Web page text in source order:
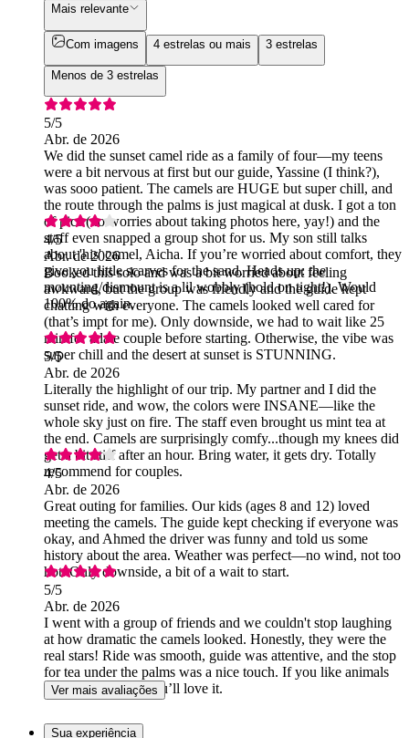
Mais relevante
Com imagens 4 estrelas ou mais 3 estrelas
Menos de 3 estrelas
5/5
Abr. de 2026
We did the sunset camel ride as a family of four—my teens
were a bit nervous at first but our guide, Yassine (I think?),
was sooo patient. The camels are HUGE but super chill, and
the route through the palms is just magical at dusk. I got a ton
of pics (no worries about taking photos here, yay!) and the
staff even snapped a group shot for us. My son still talks
about 'his' camel, Aicha. If you’re worried about comfort, they
give you little scarves for the sand. Heads up: the
mounting/dismount is a lil wobbly (hold on tight!). Would
100% do again.
4/5
Abr. de 2026
Booked this solo and was a bit worried about feeling
awkward, but the group was friendly and the guide kept
chatting with everyone. The camels looked well cared for
(that’s impt for me). Only downside, we had to wait like 25
min for a late couple before starting. Otherwise, the vibe was
super chill and the desert at sunset is STUNNING.
5/5
Abr. de 2026
Literally the highlight of our trip. My partner and I did the
sunset ride, and wow, the colors were INSANE—like the
whole sky just on fire. The staff even brought us mint tea at
the end. Camels are surprisingly comfy...though my knees did
get a bit stiff after an hour. Bring water, it gets dry. Totally
recommend for couples.
4/5
Abr. de 2026
Great outing for families. Our kids (ages 8 and 12) loved
meeting the camels. The guide kept checking if everyone was
okay, and Ahmed the driver was funny and told us some
history about the area. Weather was perfect—no wind, not too
hot. Only downside, a bit of a wait to start.
5/5
Abr. de 2026
I went with a group of friends and we couldn't stop laughing
at how dramatic the camels looked. Honestly, they were the
real stars! Ride was smooth, guide was attentive, and the stop
for tea under the palms was a nice touch. If you like animals
and pretty views, you’ll love it.
Ver mais avaliações
Sua experiência